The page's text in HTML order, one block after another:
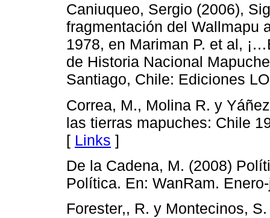
Caniuqueo, Sergio (2006),
fragmentación del Wallmapu
1978, en Mariman P. et al,
de Historia Nacional
Santiago, Chile: Ediciones
Correa, M., Molina R. y
las tierras mapuches: Chile
[ Links ]
De la Cadena, M. (2008)
Política. En: WanRam.
Forester,, R. y Montecinos,